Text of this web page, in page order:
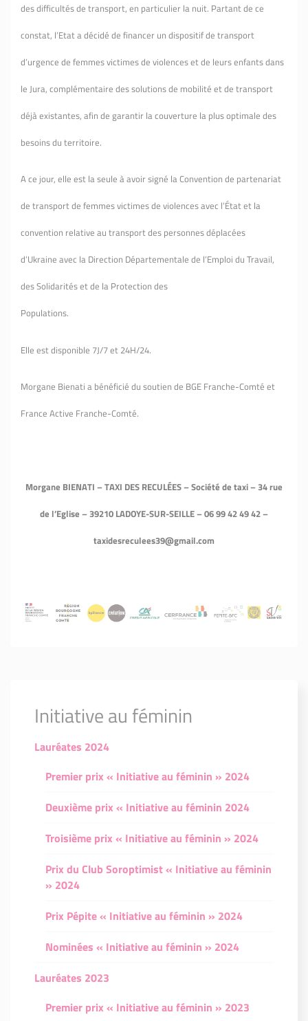
des difficultés de transport, en particulier la nuit. Partant de ce
constat, l’Etat a décidé de financer un dispositif de transport
d’urgence de femmes victimes de violences et de leurs enfants dans
le Jura, complémentaire des solutions de mobilité et de transport
déjà existantes, afin de garantir la couverture la plus optimale des
besoins du territoire.
A ce jour, elle est la seule à avoir signé la Convention de partenariat
de transport de femmes victimes de violences avec l’État et la
convention relative au transport des personnes déplacées
d’Ukraine avec la Direction Départementale de l’Emploi du Travail,
des Solidarités et de la Protection des
Populations.
Elle est disponible 7J/7 et 24H/24.
Morgane Bienati a bénéficié du soutien de BGE Franche-Comté et
France Active Franche-Comté.
Morgane BIENATI – TAXI DES RECULÉES – Société de taxi – 34 rue
de l’Eglise – 39210 LADOYE-SUR-SEILLE – 06 99 42 49 42 –
taxidesreculees39@gmail.com
Initiative au féminin
Lauréates 2024
Premier prix « Initiative au féminin » 2024
Deuxième prix « Initiative au féminin 2024
Troisième prix « Initiative au féminin » 2024
Prix du Club Soroptimist « Initiative au féminin
» 2024
Prix Pépite « Initiative au féminin » 2024
Nominées « Initiative au féminin » 2024
Lauréates 2023
Premier prix « Initiative au féminin » 2023